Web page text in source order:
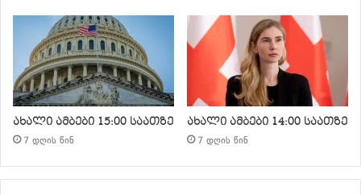
ახალი ამბები 15:00 საათზე
7 დღის წინ
ახალი ამბები 14:00 საათზე
7 დღის წინ